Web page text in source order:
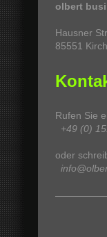
olbert
Hausner Str.
85551
Rufen Sie
+49 (0)
oder